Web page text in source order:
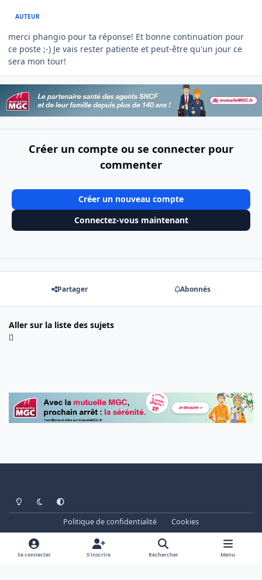
AUTEUR
merci phangio pour ta réponse! Et bonne continuation pour
ce poste ;-) Je vais rester patiente et peut-être qu'un jour ce
sera mon tour!
Créer un compte ou se connecter pour
commenter
Créer un nouveau compte
Connectez-vous maintenant
Partager Abonnés
Aller sur la liste des sujets
Light ModeDark ModeSystem Preference
Politique de confidentialité
Cookies
www.cheminots.net - Forum Libre depuis 2003
Powered by
Invision Community
Se connecter S’inscrire Rechercher Menu